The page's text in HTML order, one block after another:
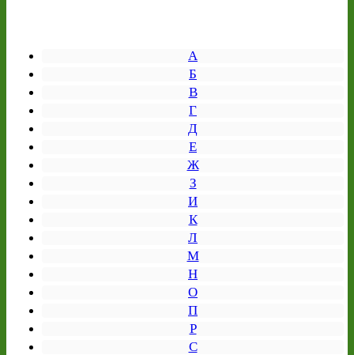
А
Б
В
Г
Д
Е
Ж
З
И
К
Л
М
Н
О
П
Р
С